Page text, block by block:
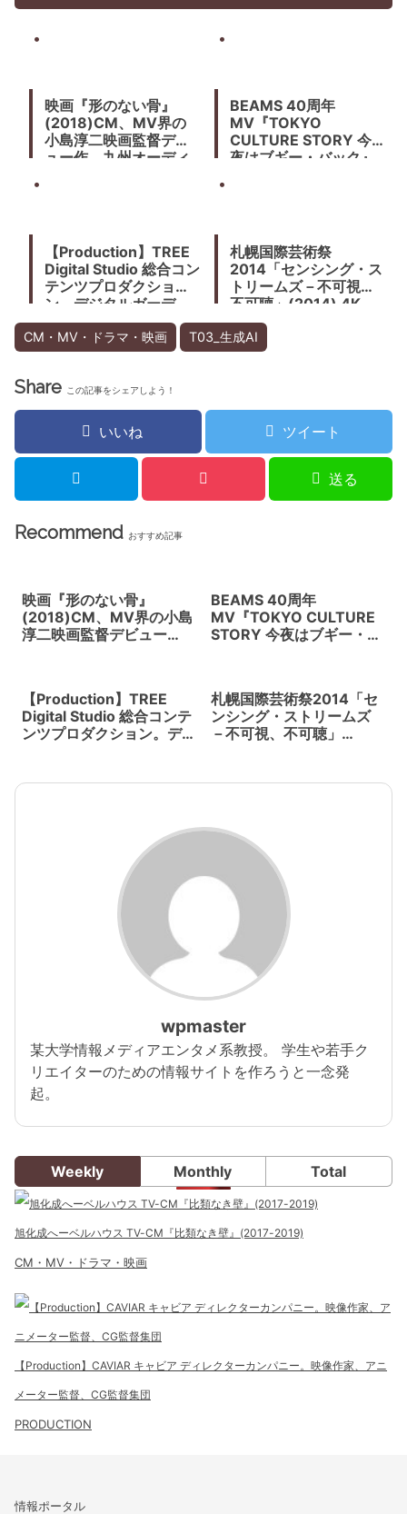
映画『形のない骨』
(2018)CM、MV界の
小島淳二映画監督デビ
ュー作。九州オーディ
BEAMS 40周年
MV『TOKYO
CULTURE STORY 今
夜はブギー・バック』
【Production】TREE
Digital Studio 総合コン
テンツプロダクショ
ン。デジタルガーデ
ン、メディアガーデ
ン、ルーデンス、クラ
ンクなどを擁する。
札幌国際芸術祭
2014「センシング・ス
トリームズ－不可視、
不可聴」(2014) 4K
Viewing×坂本龍一×真
鍋大度 SONY PCL
CM・MV・ドラマ・映画 T03_生成AI
Share この記事をシェアしよう！
いいね ツイート
送る
Recommend おすすめ記事
映画『形のない骨』
(2018)CM、MV界の小島
淳二映画監督デビュー
アルな世界観
BEAMS 40周年
MV『TOKYO CULTURE
STORY 今夜はブギー・バ
【Production】TREE
Digital Studio 総合コンテ
ンツプロダクション。デ
ス、クランクなどを擁す
札幌国際芸術祭2014「セ
ンシング・ストリームズ
－不可視、不可聴」
PCL
wpmaster
某大学情報メディアエンタメ系教授。 学生や若手ク
リエイターのための情報サイトを作ろうと一念発
起。
Weekly Monthly Total
旭化成へーベルハウス TV-CM『比類なき壁』(2017-2019)
CM・MV・ドラマ・映画
【Production】CAVIAR キャビア ディレクターカンパニー。映像作家、アニ
メーター監督、CG監督集団
PRODUCTION
情報ポータル